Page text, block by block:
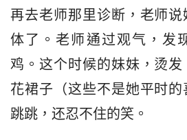
再去老师那里诊断，老师
体了。老师通过观气，发
鸡。这个时候的妹妹，烫
花裙子（这些不是她平时
跳跳，还忍不住的笑。